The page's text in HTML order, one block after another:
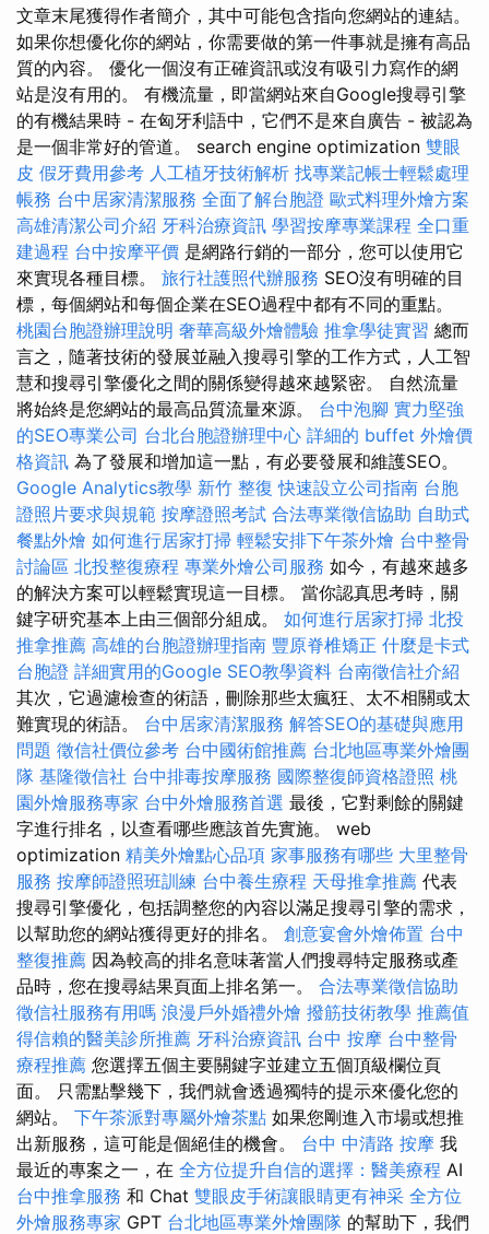
文章末尾獲得作者簡介，其中可能包含指向您網站的連結。
如果你想優化你的網站，你需要做的第一件事就是擁有高品
質的內容。 優化一個沒有正確資訊或沒有吸引力寫作的網
站是沒有用的。 有機流量，即當網站來自Google搜尋引擎
的有機結果時 - 在匈牙利語中，它們不是來自廣告 - 被認為
是一個非常好的管道。 search engine optimization 雙眼
皮 假牙費用參考 人工植牙技術解析 找專業記帳士輕鬆處理
帳務 台中居家清潔服務 全面了解台胞證 歐式料理外燴方案
高雄清潔公司介紹 牙科治療資訊 學習按摩專業課程 全口重
建過程 台中按摩平價 是網路行銷的一部分，您可以使用它
來實現各種目標。 旅行社護照代辦服務 SEO沒有明確的目
標，每個網站和每個企業在SEO過程中都有不同的重點。
桃園台胞證辦理說明 奢華高級外燴體驗 推拿學徒實習 總而
言之，隨著技術的發展並融入搜尋引擎的工作方式，人工智
慧和搜尋引擎優化之間的關係變得越來越緊密。 自然流量
將始終是您網站的最高品質流量來源。 台中泡腳 實力堅強
的SEO專業公司 台北台胞證辦理中心 詳細的 buffet 外燴價
格資訊 為了發展和增加這一點，有必要發展和維護SEO。
Google Analytics教學 新竹 整復 快速設立公司指南 台胞
證照片要求與規範 按摩證照考試 合法專業徵信協助 自助式
餐點外燴 如何進行居家打掃 輕鬆安排下午茶外燴 台中整骨
討論區 北投整復療程 專業外燴公司服務 如今，有越來越多
的解決方案可以輕鬆實現這一目標。 當你認真思考時，關
鍵字研究基本上由三個部分組成。 如何進行居家打掃 北投
推拿推薦 高雄的台胞證辦理指南 豐原脊椎矯正 什麼是卡式
台胞證 詳細實用的Google SEO教學資料 台南徵信社介紹
其次，它過濾檢查的術語，刪除那些太瘋狂、太不相關或太
難實現的術語。 台中居家清潔服務 解答SEO的基礎與應用
問題 徵信社價位參考 台中國術館推薦 台北地區專業外燴團
隊 基隆徵信社 台中排毒按摩服務 國際整復師資格證照 桃
園外燴服務專家 台中外燴服務首選 最後，它對剩餘的關鍵
字進行排名，以查看哪些應該首先實施。 web
optimization 精美外燴點心品項 家事服務有哪些 大里整骨
服務 按摩師證照班訓練 台中養生療程 天母推拿推薦 代表
搜尋引擎優化，包括調整您的內容以滿足搜尋引擎的需求，
以幫助您的網站獲得更好的排名。 創意宴會外燴佈置 台中
整復推薦 因為較高的排名意味著當人們搜尋特定服務或產
品時，您在搜尋結果頁面上排名第一。 合法專業徵信協助
徵信社服務有用嗎 浪漫戶外婚禮外燴 撥筋技術教學 推薦值
得信賴的醫美診所推薦 牙科治療資訊 台中 按摩 台中整骨
療程推薦 您選擇五個主要關鍵字並建立五個頂級欄位頁
面。 只需點擊幾下，我們就會透過獨特的提示來優化您的
網站。 下午茶派對專屬外燴茶點 如果您剛進入市場或想推
出新服務，這可能是個絕佳的機會。 台中 中清路 按摩 我
最近的專案之一，在 全方位提升自信的選擇：醫美療程 AI
台中推拿服務 和 Chat 雙眼皮手術讓眼睛更有神采 全方位
外燴服務專家 GPT 台北地區專業外燴團隊 的幫助下，我們